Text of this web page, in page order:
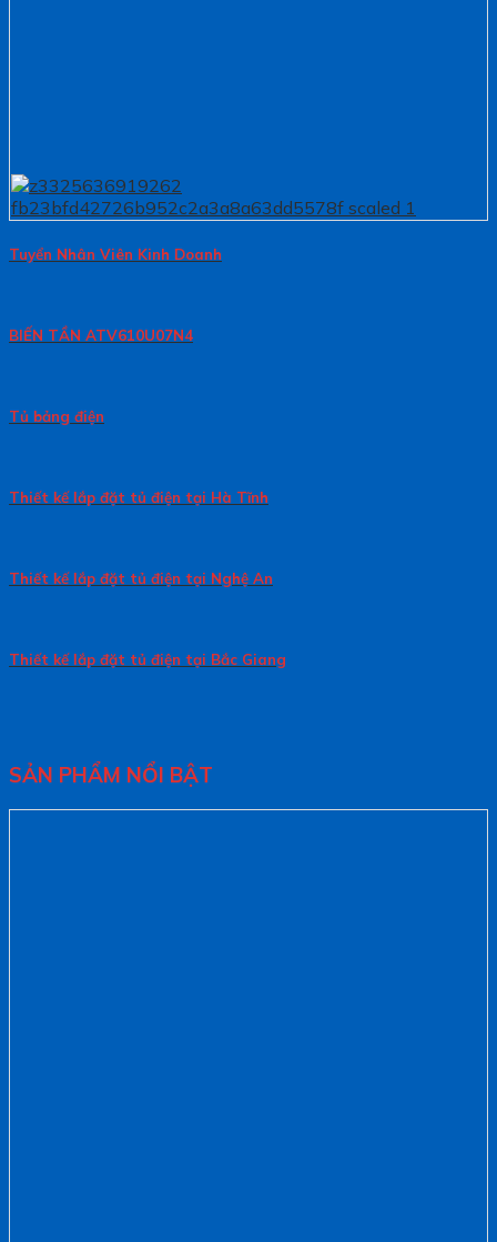
Tuyển Nhân Viên Kinh Doanh
BIẾN TẦN ATV610U07N4
Tủ bảng điện
Thiết kế lắp đặt tủ điện tại Hà Tĩnh
Thiết kế lắp đặt tủ điện tại Nghệ An
Thiết kế lắp đặt tủ điện tại Bắc Giang
SẢN PHẨM NỔI BẬT